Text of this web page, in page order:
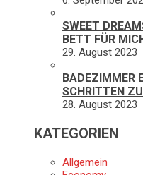
SWEET
BETT FÜR
29. August 2023
BADEZIMMER
SCHRITTEN
28. August 2023
KATEGORIEN
Allgemein